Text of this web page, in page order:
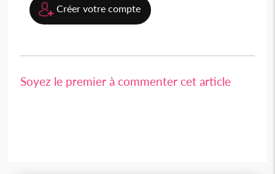
Créer votre compte
Soyez le premier à commenter cet article